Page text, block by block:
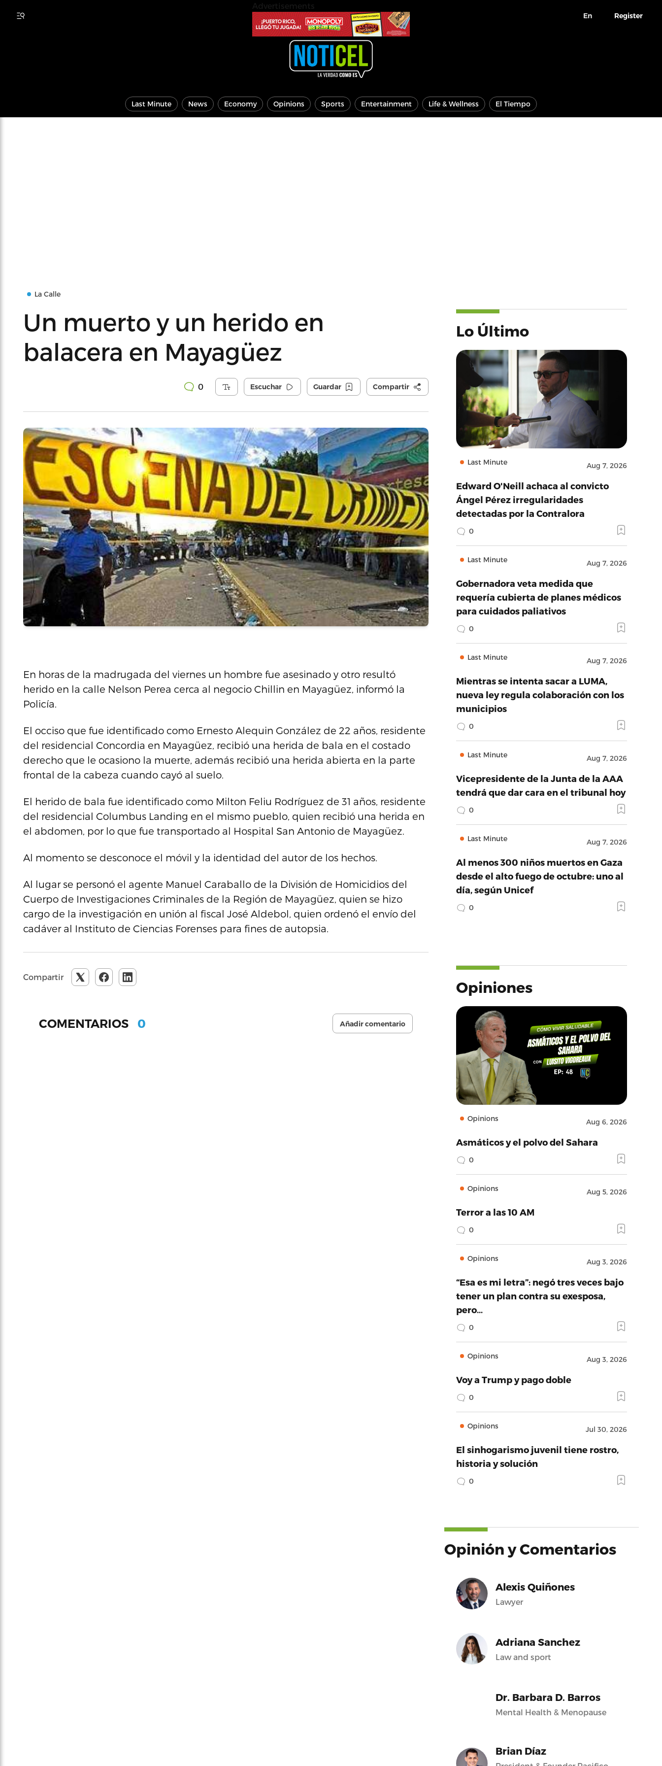
En Register
Last Minute News Economy Opinions Sports Entertainment Life & Wellness El Tiempo
La Calle
Un muerto y un herido en
balacera en Mayagüez
0 Escuchar Guardar Compartir
En horas de la madrugada del viernes un hombre fue asesinado y otro resultó
herido en la calle Nelson Perea cerca al negocio Chillin en Mayagüez, informó la
Policía.
El occiso que fue identificado como Ernesto Alequin González de 22 años, residente
del residencial Concordia en Mayagüez, recibió una herida de bala en el costado
derecho que le ocasiono la muerte, además recibió una herida abierta en la parte
frontal de la cabeza cuando cayó al suelo.
El herido de bala fue identificado como Milton Feliu Rodríguez de 31 años, residente
del residencial Columbus Landing en el mismo pueblo, quien recibió una herida en
el abdomen, por lo que fue transportado al Hospital San Antonio de Mayagüez.
Al momento se desconoce el móvil y la identidad del autor de los hechos.
Al lugar se personó el agente Manuel Caraballo de la División de Homicidios del
Cuerpo de Investigaciones Criminales de la Región de Mayagüez, quien se hizo
cargo de la investigación en unión al fiscal José Aldebol, quien ordenó el envío del
cadáver al Instituto de Ciencias Forenses para fines de autopsia.
Compartir
COMENTARIOS 0 Añadir comentario
Lo Último
Last Minute Aug 7, 2026
Edward O'Neill achaca al convicto
Ángel Pérez irregularidades
detectadas por la Contralora
0
Last Minute Aug 7, 2026
Gobernadora veta medida que
requería cubierta de planes médicos
para cuidados paliativos
0
Last Minute Aug 7, 2026
Mientras se intenta sacar a LUMA,
nueva ley regula colaboración con los
municipios
0
Last Minute Aug 7, 2026
Vicepresidente de la Junta de la AAA
tendrá que dar cara en el tribunal hoy
0
Last Minute Aug 7, 2026
Al menos 300 niños muertos en Gaza
desde el alto fuego de octubre: uno al
día, según Unicef
0
Opiniones
Opinions Aug 6, 2026
Asmáticos y el polvo del Sahara
0
Opinions Aug 5, 2026
Terror a las 10 AM
0
Opinions Aug 3, 2026
“Esa es mi letra”: negó tres veces bajo
tener un plan contra su exesposa,
pero…
0
Opinions Aug 3, 2026
Voy a Trump y pago doble
0
Opinions Jul 30, 2026
El sinhogarismo juvenil tiene rostro,
historia y solución
0
Opinión y Comentarios
Alexis Quiñones
Lawyer
Adriana Sanchez
Law and sport
Dr. Barbara D. Barros
Mental Health & Menopause
Brian Díaz